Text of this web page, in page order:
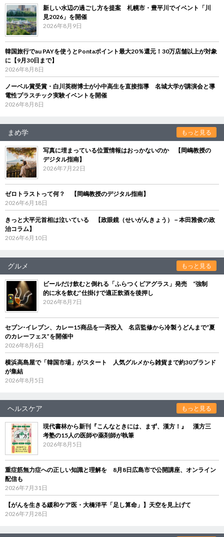
新しい水辺の過ごし方を提案 札幌市・豊平川でイベント「川
見2026」を開催
2026年8月9日
韓国旅行でau PAYを使うとPontaポイント最大20％還元！30万店舗以上が対象
に【9月30日まで】
2026年8月8日
ノーベル賞受賞・白川英樹博士が小中高生を直接指導 名城大学が講演会と導
電性プラスチック実験イベントを開催
2026年8月8日
まめ学 もっと見る
写真に埋まっている位置情報はおっかないのか 【岡嶋教授の
デジタル指南】
2026年7月22日
ゼロトラストって何？ 【岡嶋教授のデジタル指南】
2026年6月18日
きっと大平元首相は泣いている 【政眼鏡（せいがんきょう）－本田雅俊の政
治コラム】
2026年6月10日
グルメ もっと見る
ビールだけ飲むと倒れる「ふらつくビアグラス」発売 “強制
的に水を飲む”仕掛けで適正飲酒を後押し
2026年8月7日
セブン‐イレブン、カレー15商品を一斉投入 名店監修から冷製うどんまで“夏
のカレーフェス”を開催中
2026年8月6日
横浜高島屋で「韓国市場」がスタート 人気グルメから雑貨まで約30ブランド
が集結
2026年8月5日
ヘルスケア もっと見る
現代書林から新刊『こんなときには、まず、漢方！』 漢方三
考塾の15人の医師や薬剤師が執筆
2026年8月5日
重症筋無力症への正しい知識と理解を 8月8日広島市で公開講座、オンライン
配信も
2026年7月31日
【がんを生きる緩和ケア医・大橋洋平「足し算命」】天空を見上げて
2026年7月28日